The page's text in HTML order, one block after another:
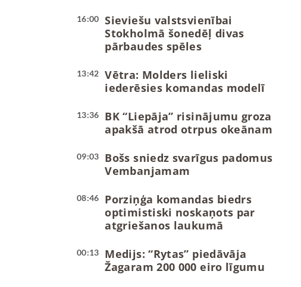
16:00
Sieviešu valstsvienībai
Stokholmā šonedēļ divas
pārbaudes spēles
13:42
Vētra: Molders lieliski
iederēsies komandas modelī
13:36
BK “Liepāja” risinājumu groza
apakšā atrod otrpus okeānam
09:03
Bošs sniedz svarīgus padomus
Vembanjamam
08:46
Porziņģa komandas biedrs
optimistiski noskaņots par
atgriešanos laukumā
00:13
Medijs: “Rytas” piedāvāja
Žagaram 200 000 eiro līgumu